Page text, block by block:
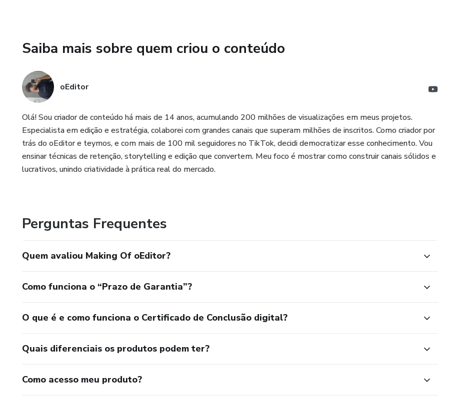
Saiba mais sobre quem criou o conteúdo
oEditor
Olá! Sou criador de conteúdo há mais de 14 anos, acumulando 200 milhões de visualizações em meus projetos.
Especialista em edição e estratégia, colaborei com grandes canais que superam milhões de inscritos. Como criador por
trás do oEditor e teymos, e com mais de 100 mil seguidores no TikTok, decidi democratizar esse conhecimento. Vou
ensinar técnicas de retenção, storytelling e edição que convertem. Meu foco é mostrar como construir canais sólidos e
lucrativos, unindo criatividade à prática real do mercado.
Perguntas Frequentes
Quem avaliou Making Of oEditor?
Como funciona o “Prazo de Garantia”?
O que é e como funciona o Certificado de Conclusão digital?
Quais diferenciais os produtos podem ter?
Como acesso meu produto?